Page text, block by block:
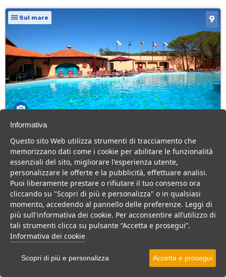
Sul mare 9
Sardegna > Arzachena > Baia Sardinia
130 Camere
Villaggio sul mare della Costa Smeralda, animazione e buona
cucina per una vacanza indimenticabile.
Villaggio Resort Hotel
VEDI SU MAPPA
Informativa
Questo sito Web utilizza strumenti di tracciamento che
memorizzano dati come i cookie per abilitare le funzionalità
essenziali del sito, migliorare l'esperienza utente,
personalizzare le offerte e la pubblicità, effettuare analisi.
Puoi liberamente prestare o rifiutare il tuo consenso ora
cliccando su "Scopri di più e personalizza" o in qualsiasi
momento, accedendo al pannello delle preferenze. Leggi di
più sull'informativa dei cookie. Per acconsentire all’utilizzo di
tali strumenti clicca su pulsante “Accetta e prosegui”.
Informativa dei cookie
Scopri di più e personalizza Accetta e prosegui